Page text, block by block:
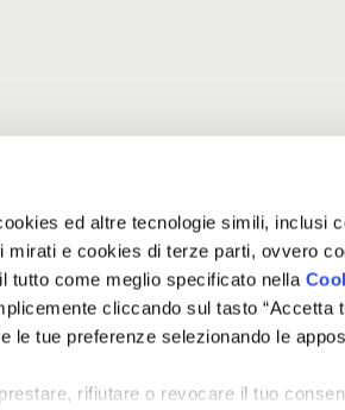
ed altre tecnologie simili, inclusi
e cookies di terze parti, ovvero
tutto come meglio specificato nella
cliccando sul tasto “Accetta
le tue preferenze selezionando le
rifiutare o revocare il tuo
|Informativa Privacy |Whistleblowing